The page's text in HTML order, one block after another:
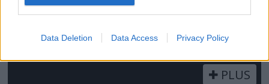
Data Deletion Data Access Privacy Policy
PLUS